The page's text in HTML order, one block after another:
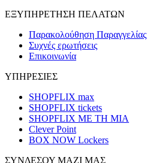
ΕΞΥΠΗΡΕΤΗΣΗ ΠΕΛΑΤΩΝ
Παρακολούθηση Παραγγελίας
Συχνές ερωτήσεις
Επικοινωνία
ΥΠΗΡΕΣΙΕΣ
SHOPFLIX max
SHOPFLIX tickets
SHOPFLIX ΜΕ ΤΗ ΜΙΑ
Clever Point
BOX NOW Lockers
ΣΥΝΔΕΣΟΥ ΜΑΖΙ ΜΑΣ